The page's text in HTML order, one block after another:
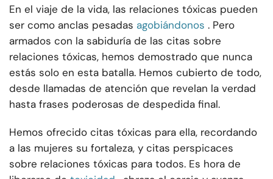
En el viaje de la vida, las relaciones tóxicas pueden
ser como anclas pesadas agobiándonos . Pero
armados con la sabiduría de las citas sobre
relaciones tóxicas, hemos demostrado que nunca
estás solo en esta batalla. Hemos cubierto de todo,
desde llamadas de atención que revelan la verdad
hasta frases poderosas de despedida final.
Hemos ofrecido citas tóxicas para ella, recordando
a las mujeres su fortaleza, y citas perspicaces
sobre relaciones tóxicas para todos. Es hora de